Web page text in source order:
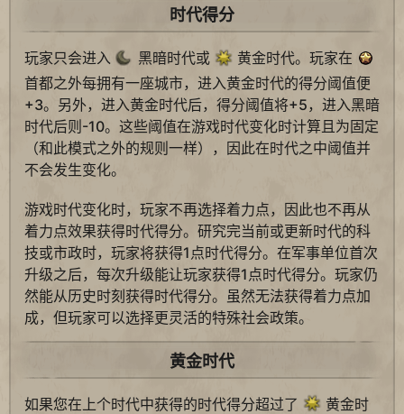
时代得分
玩家只会进入 黑暗时代或
黄金时代。玩家在
首都之外每拥有一座城市，进入黄金时代的得分阈值便
+3。另外，进入黄金时代后，得分阈值将+5，进入黑暗
时代后则-10。这些阈值在游戏时代变化时计算且为固定
（和此模式之外的规则一样），因此在时代之中阈值并
不会发生变化。
游戏时代变化时，玩家不再选择着力点，因此也不再从
着力点效果获得时代得分。研究完当前或更新时代的科
技或市政时，玩家将获得1点时代得分。在军事单位首次
升级之后，每次升级能让玩家获得1点时代得分。玩家仍
然能从历史时刻获得时代得分。虽然无法获得着力点加
成，但玩家可以选择更灵活的特殊社会政策。
黄金时代
如果您在上个时代中获得的时代得分超过了
黄金时